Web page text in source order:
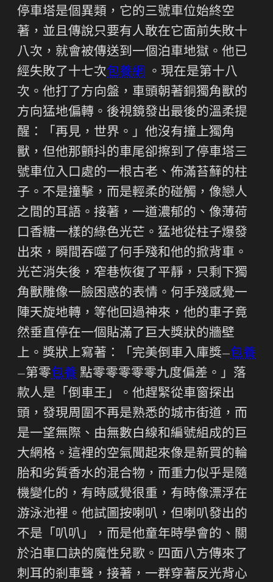
停車塔是個異類，它的三號車位始終空
著，並且傳說只要有人敢在它面前失敗十
八次，就會被傳送到一個泊車地獄。他已
經失敗了十七次包養網 。現在是第十八
次。他打了方向盤，車頭朝著銅獨角獸的
方向猛地偏轉。後視鏡發出最後的溫柔提
醒：「再見，世界。」他沒有撞上獨角
獸，但他那顫抖的車尾卻擦到了停車塔三
號車位入口處的一根古老、佈滿苔蘚的柱
子。不是撞擊，而是輕柔的碰觸，像戀人
之間的耳語。接著，一道濃郁的、像薄荷
口香糖一樣的綠色光芒。猛地從柱子爆發
出來，瞬間吞噬了何手殘和他的掀背車。
光芒消失後，窄巷恢復了平靜，只剩下獨
角獸雕像一臉困惑的表情。何手殘感覺一
陣天旋地轉，等他回過神來，他的車子竟
然垂直停在一個貼滿了巨大獎狀的牆壁
上。獎狀上寫著：「完美倒車入庫獎—包養
—第零包養 點零零零零零九度偏差。」落
款人是「倒車王」。他趕緊從車窗探出
頭，發現周圍不再是熟悉的城市街道，而
是一望無際、由無數白線和編號組成的巨
大網格。這裡的空氣聞起來像是新買的輪
胎和劣質香水的混合物，而重力似乎是隨
機變化的，有時感覺很重，有時像漂浮在
游泳池裡。他試圖按喇叭，但喇叭發出的
不是「叭叭」，而是他童年時學會的、關
於泊車口訣的魔性兒歌。四面八方傳來了
刺耳的剎車聲，接著，一群穿著反光背心